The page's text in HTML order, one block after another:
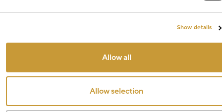
Show details
Allow all
Allow selection